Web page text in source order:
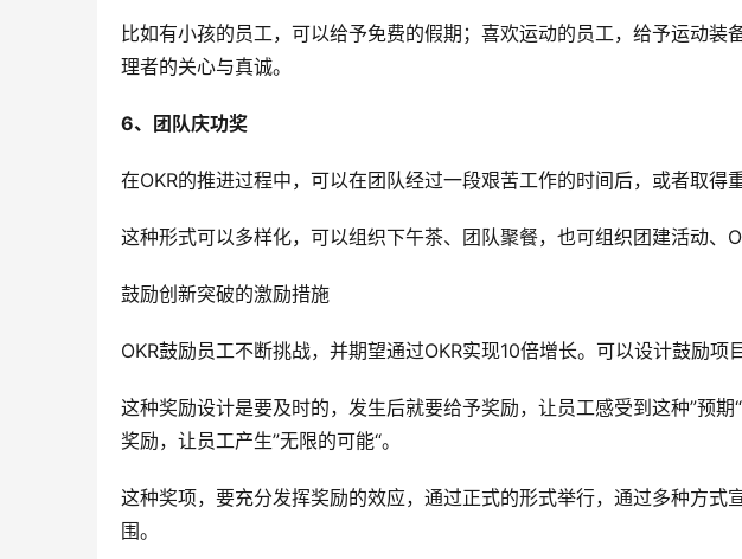
比如有小孩的员工，可以给予免费的假期；喜欢运动的员工，给予运动装
理者的关心与真诚。
6、团队庆功奖
在OKR的推进过程中，可以在团队经过一段艰苦工作的时间后，或者取得
这种形式可以多样化，可以组织下午茶、团队聚餐，也可组织团建活动、
鼓励创新突破的激励措施
OKR鼓励员工不断挑战，并期望通过OKR实现10倍增长。可以设计鼓励项
这种奖励设计是要及时的，发生后就要给予奖励，让员工感受到这种”预
奖励，让员工产生”无限的可能“。
这种奖项，要充分发挥奖励的效应，通过正式的形式举行，通过多种方式
围。